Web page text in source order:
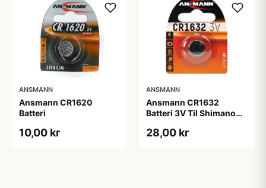
ANSMANN
Ansmann CR1620
Batteri
10,00 kr
ANSMANN
Ansmann CR1632
Batteri 3V Til Shimano
28,00 kr